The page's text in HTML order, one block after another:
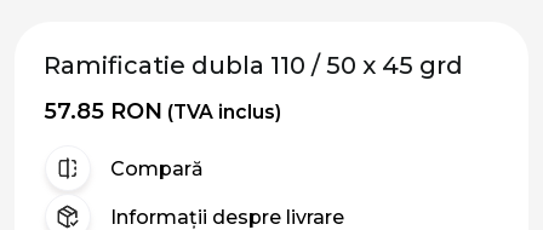
Ramificatie dubla 110 / 50 x 45 grd
57.85 RON (TVA inclus)
Compară
Informații despre livrare